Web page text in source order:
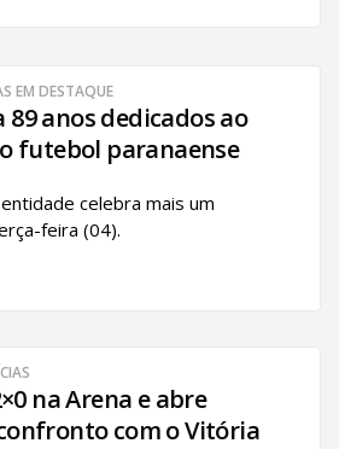
EM DESTAQUE
89 anos dedicados ao
futebol paranaense
celebra mais um
feira (04).
na Arena e abre
com o Vitória